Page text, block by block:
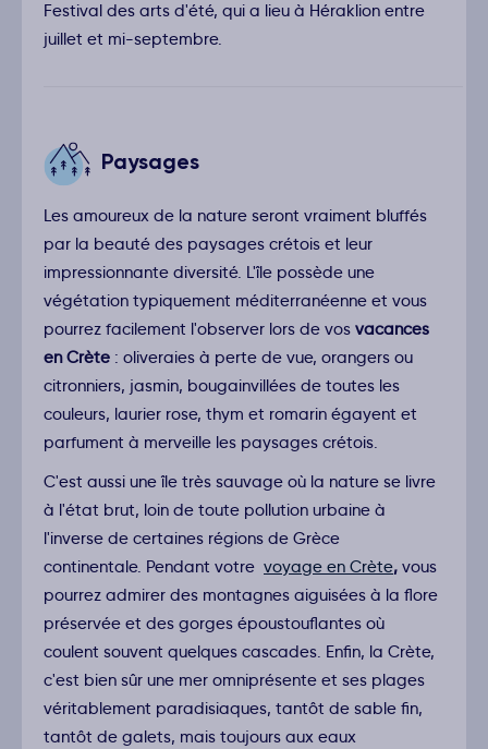
Festival des arts d'été, qui a lieu à Héraklion entre
juillet et mi-septembre.
Paysages
Les amoureux de la nature seront vraiment bluffés
par la beauté des paysages crétois et leur
impressionnante diversité. L'île possède une
végétation typiquement méditerranéenne et vous
pourrez facilement l'observer lors de vos vacances
en Crète : oliveraies à perte de vue, orangers ou
citronniers, jasmin, bougainvillées de toutes les
couleurs, laurier rose, thym et romarin égayent et
parfument à merveille les paysages crétois.
C'est aussi une île très sauvage où la nature se livre
à l'état brut, loin de toute pollution urbaine à
l'inverse de certaines régions de Grèce
continentale. Pendant votre voyage en Crète, vous
pourrez admirer des montagnes aiguisées à la flore
préservée et des gorges époustouflantes où
coulent souvent quelques cascades. Enfin, la Crète,
c'est bien sûr une mer omniprésente et ses plages
véritablement paradisiaques, tantôt de sable fin,
tantôt de galets, mais toujours aux eaux